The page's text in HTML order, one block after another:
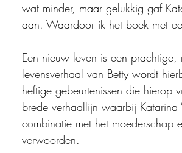
wat minder, maar gelukkig gaf
aan. Waardoor ik het boek met
Een nieuw leven is een prachtige,
levensverhaal van Betty wordt
heftige gebeurtenissen die
brede verhaallijn waarbij
combinatie met het
verwoorden.